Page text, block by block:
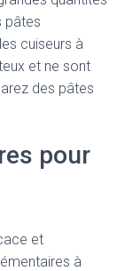
pâtes
cuiseurs à
et ne sont
des pâtes
pour
et
à